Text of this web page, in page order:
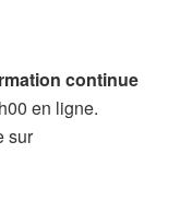
continue
en ligne.
sur